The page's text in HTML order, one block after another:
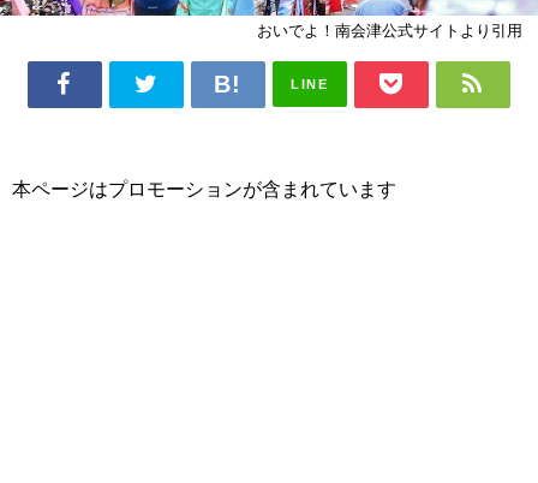
おいでよ！南会津公式サイトより引用
LINE
本ページはプロモーションが含まれています